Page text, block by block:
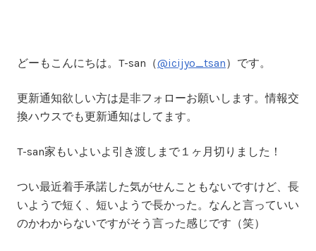
どーもこんにちは。T-san（@icijyo_tsan）です。
更新通知欲しい方は是非フォローお願いします。情報交
換ハウスでも更新通知はしてます。
T-san家もいよいよ引き渡しまで１ヶ月切りました！
つい最近着手承諾した気がせんこともないですけど、長
いようで短く、短いようで長かった。なんと言っていい
のかわからないですがそう言った感じです（笑）